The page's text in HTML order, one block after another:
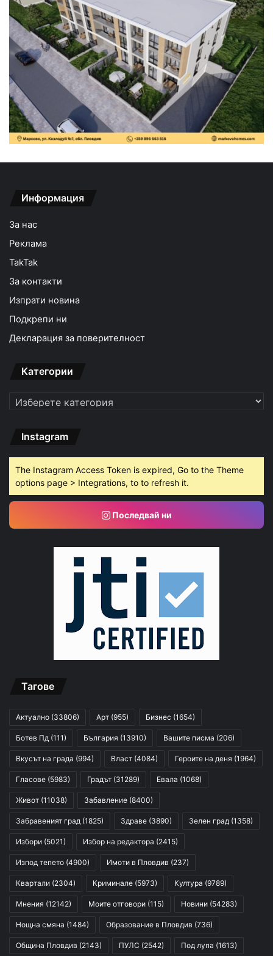
Информация
За нас
Реклама
TakTak
За контакти
Изпрати новина
Подкрепи ни
Декларация за поверителност
Категории
Категории
Instagram
The Instagram Access Token is expired, Go to the Theme
options page > Integrations, to to refresh it.
Последвай ни
Тагове
Актуално (33806) Арт (955) Бизнес (1654)
Ботев Пд (111) България (13910) Вашите писма (206)
Вкусът на града (994) Власт (4084) Героите на деня (1964)
Гласове (5983) Градът (31289) Евала (1068)
Живот (11038) Забавление (8400)
Забравеният град (1825) Здраве (3890) Зелен град (1358)
Избори (5021) Избор на редактора (2415)
Изпод тепето (4900) Имоти в Пловдив (237)
Квартали (2304) Криминале (5973) Култура (9789)
Мнения (12142) Моите отговори (115) Новини (54283)
Нощна смяна (1484) Образование в Пловдив (736)
Община Пловдив (2143) ПУЛС (2542) Под лупа (1613)